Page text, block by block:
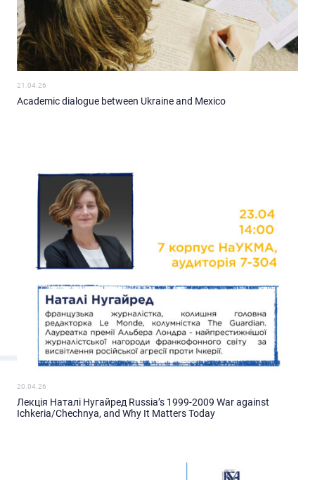
21.04.26
Academic dialogue between Ukraine and Mexico
20.04.26
Лекція Наталі Нугайред Russia’s 1999-2009 War against
Ichkeria/Chechnya, and Why It Matters Today